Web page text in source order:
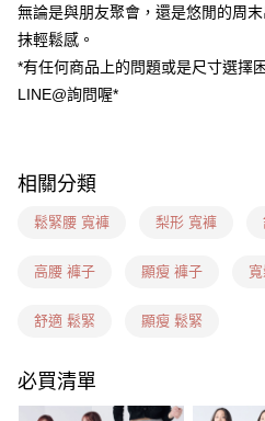
貨到付款
每筆NT$60，滿NT$1,599(含以上)免
全家(信用卡、多元支付)
每筆NT$60，滿NT$1,599(含以上)免
7-11(信用卡、多元支付)
每筆NT$100，滿NT$1,899(含以上)
每筆NT$100，滿NT$1,899(含以上)
無論是與朋友聚會，還是悠閒的周
抹輕鬆感。
*有任何商品上的問題或是尺寸選擇
LINE@詢問喔*
相關分類
鬆緊腰 寬褲 梨形 寬褲
高腰 褲子 顯瘦 褲子
舒適 鬆緊 顯瘦 鬆緊
必買清單